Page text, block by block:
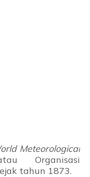
Meteorological
Organisasi
tahun 1873.